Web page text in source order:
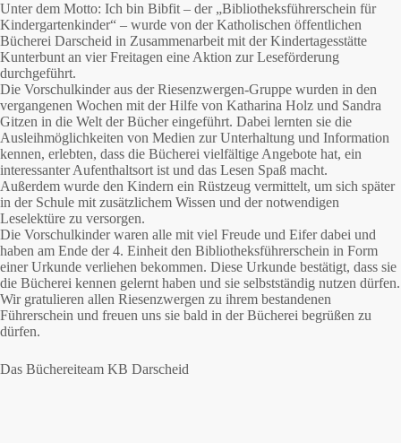
Unter dem Motto: Ich bin Bibfit – der „Bibliotheksführerschein für
Kindergartenkinder“ – wurde von der Katholischen öffentlichen
Bücherei Darscheid in Zusammenarbeit mit der Kindertagesstätte
Kunterbunt an vier Freitagen eine Aktion zur Leseförderung
durchgeführt.
Die Vorschulkinder aus der Riesenzwergen-Gruppe wurden in den
vergangenen Wochen mit der Hilfe von Katharina Holz und Sandra
Gitzen in die Welt der Bücher eingeführt. Dabei lernten sie die
Ausleihmöglichkeiten von Medien zur Unterhaltung und Information
kennen, erlebten, dass die Bücherei vielfältige Angebote hat, ein
interessanter Aufenthaltsort ist und das Lesen Spaß macht.
Außerdem wurde den Kindern ein Rüstzeug vermittelt, um sich später
in der Schule mit zusätzlichem Wissen und der notwendigen
Leselektüre zu versorgen.
Die Vorschulkinder waren alle mit viel Freude und Eifer dabei und
haben am Ende der 4. Einheit den Bibliotheksführerschein in Form
einer Urkunde verliehen bekommen. Diese Urkunde bestätigt, dass sie
die Bücherei kennen gelernt haben und sie selbstständig nutzen dürfen.
Wir gratulieren allen Riesenzwergen zu ihrem bestandenen
Führerschein und freuen uns sie bald in der Bücherei begrüßen zu
dürfen.
Das Büchereiteam KB Darscheid